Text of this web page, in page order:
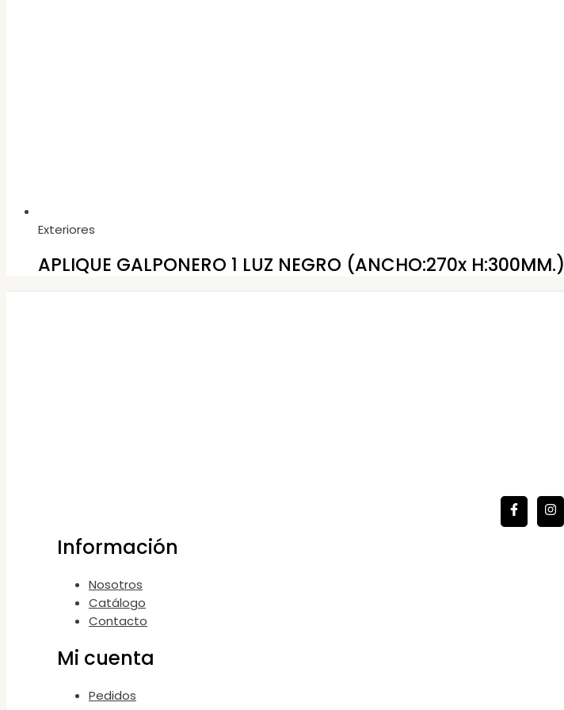
Exteriores
APLIQUE GALPONERO 1 LUZ NEGRO (ANCHO:270x H:300MM.)
Información
Nosotros
Catálogo
Contacto
Mi cuenta
Pedidos